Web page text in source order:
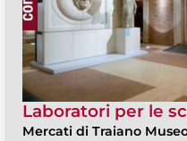
Laboratori per le
Mercati di Traiano